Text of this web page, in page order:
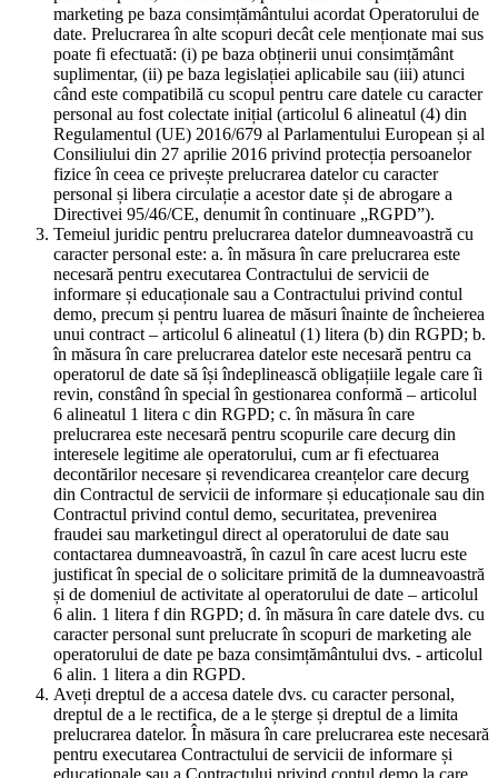
marketing pe baza consimțământului acordat Operatorului de
date. Prelucrarea în alte scopuri decât cele menționate mai sus
poate fi efectuată: (i) pe baza obținerii unui consimțământ
suplimentar, (ii) pe baza legislației aplicabile sau (iii) atunci
când este compatibilă cu scopul pentru care datele cu caracter
personal au fost colectate inițial (articolul 6 alineatul (4) din
Regulamentul (UE) 2016/679 al Parlamentului European și al
Consiliului din 27 aprilie 2016 privind protecția persoanelor
fizice în ceea ce privește prelucrarea datelor cu caracter
personal și libera circulație a acestor date și de abrogare a
Directivei 95/46/CE, denumit în continuare „RGPD”).
Temeiul juridic pentru prelucrarea datelor dumneavoastră cu
caracter personal este: a. în măsura în care prelucrarea este
necesară pentru executarea Contractului de servicii de
informare și educaționale sau a Contractului privind contul
demo, precum și pentru luarea de măsuri înainte de încheierea
unui contract – articolul 6 alineatul (1) litera (b) din RGPD; b.
în măsura în care prelucrarea datelor este necesară pentru ca
operatorul de date să își îndeplinească obligațiile legale care îi
revin, constând în special în gestionarea conformă – articolul
6 alineatul 1 litera c din RGPD; c. în măsura în care
prelucrarea este necesară pentru scopurile care decurg din
interesele legitime ale operatorului, cum ar fi efectuarea
decontărilor necesare și revendicarea creanțelor care decurg
din Contractul de servicii de informare și educaționale sau din
Contractul privind contul demo, securitatea, prevenirea
fraudei sau marketingul direct al operatorului de date sau
contactarea dumneavoastră, în cazul în care acest lucru este
justificat în special de o solicitare primită de la dumneavoastră
și de domeniul de activitate al operatorului de date – articolul
6 alin. 1 litera f din RGPD; d. în măsura în care datele dvs. cu
caracter personal sunt prelucrate în scopuri de marketing ale
operatorului de date pe baza consimțământului dvs. - articolul
6 alin. 1 litera a din RGPD.
Aveți dreptul de a accesa datele dvs. cu caracter personal,
dreptul de a le rectifica, de a le șterge și dreptul de a limita
prelucrarea datelor. În măsura în care prelucrarea este necesară
pentru executarea Contractului de servicii de informare și
educaționale sau a Contractului privind contul demo la care